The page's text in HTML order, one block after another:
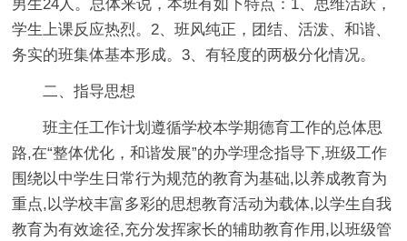
男生24人。总体来说，本班有如下特点：1、思维活跃，
学生上课反应热烈。2、班风纯正，团结、活泼、和谐、
务实的班集体基本形成。3、有轻度的两极分化情况。
二、指导思想
班主任工作计划遵循学校本学期德育工作的总体思
路,在“整体优化，和谐发展”的办学理念指导下,班级工作
围绕以中学生日常行为规范的教育为基础,以养成教育为
重点,以学校丰富多彩的思想教育活动为载体,以学生自我
教育为有效途径,充分发挥家长的辅助教育作用,以班级管